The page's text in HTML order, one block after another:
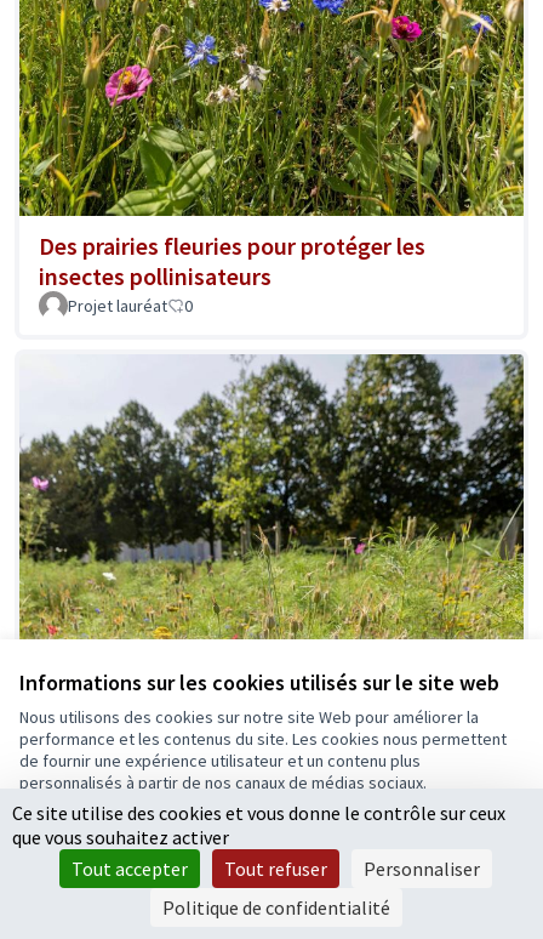
Informations sur les cookies utilisés sur le site web
Nous utilisons des cookies sur notre site Web pour améliorer la
performance et les contenus du site. Les cookies nous permettent
de fournir une expérience utilisateur et un contenu plus
personnalisés à partir de nos canaux de médias sociaux.
Tout accepter
Accepter seulement les cookies essentiels
Paramètres
Des prairies fleuries pour protéger les
insectes pollinisateurs
Projet lauréat 0
Ce site utilise des cookies et vous donne le contrôle sur ceux
que vous souhaitez activer
Tout accepter
Tout refuser
Personnaliser
Politique de confidentialité